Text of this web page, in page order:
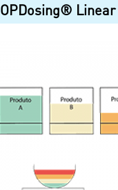
OPDosing® Linear